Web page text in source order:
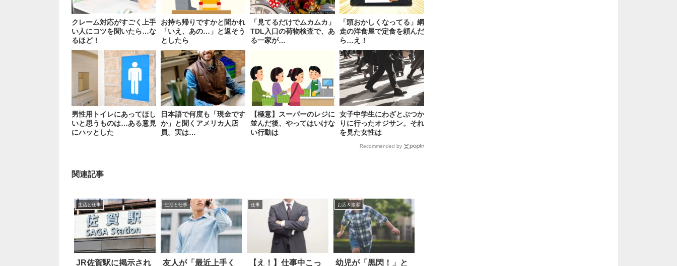
クレーム対応がすごく上手
い人にコツを聞いたら…な
るほど！
お持ち帰りですかと聞かれ
「いえ、あの…」と返そう
としたら
「見てるだけでムカムカ」
TDL入口の荷物検査で、あ
る一家が…
「頭おかしくなってる」網
走の洋食屋で定食を頼んだ
ら…え！
男性用トイレにあってほし
いと思うものは…ある意見
にハッとした
日本語で何度も「現金です
か」と聞くアメリカ人店
員。実は…
【極意】スーパーのレジに
並んだ後、やってはいけな
い行動は
女子中学生にわざとぶつか
りに行ったオジサン。それ
を見た女性は
Recommended by
関連記事
生活と仕事
JR佐賀駅に掲示され
生活と仕事
友人が「最近上手く
仕事
【え！】仕事中こっ
お店＆接客
幼児が「黒閃！」と